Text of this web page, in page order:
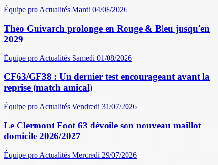
Équipe pro Actualités Mardi 04/08/2026
Théo Guivarch prolonge en Rouge & Bleu jusqu'en
2029
Équipe pro Actualités Samedi 01/08/2026
CF63/GF38 : Un dernier test encourageant avant la
reprise (match amical)
Équipe pro Actualités Vendredi 31/07/2026
Le Clermont Foot 63 dévoile son nouveau maillot
domicile 2026/2027
Équipe pro Actualités Mercredi 29/07/2026